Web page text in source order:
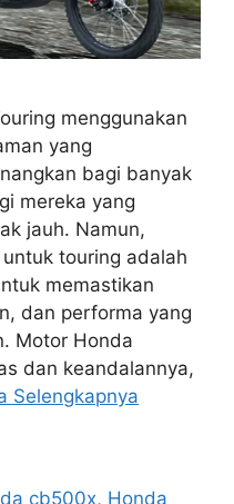
menggunakan
yang
bagi banyak
mereka yang
jauh. Namun,
touring adalah
memastikan
dan performa yang
Motor Honda
dan keandalannya,
Selengkapnya
cb500x, Honda